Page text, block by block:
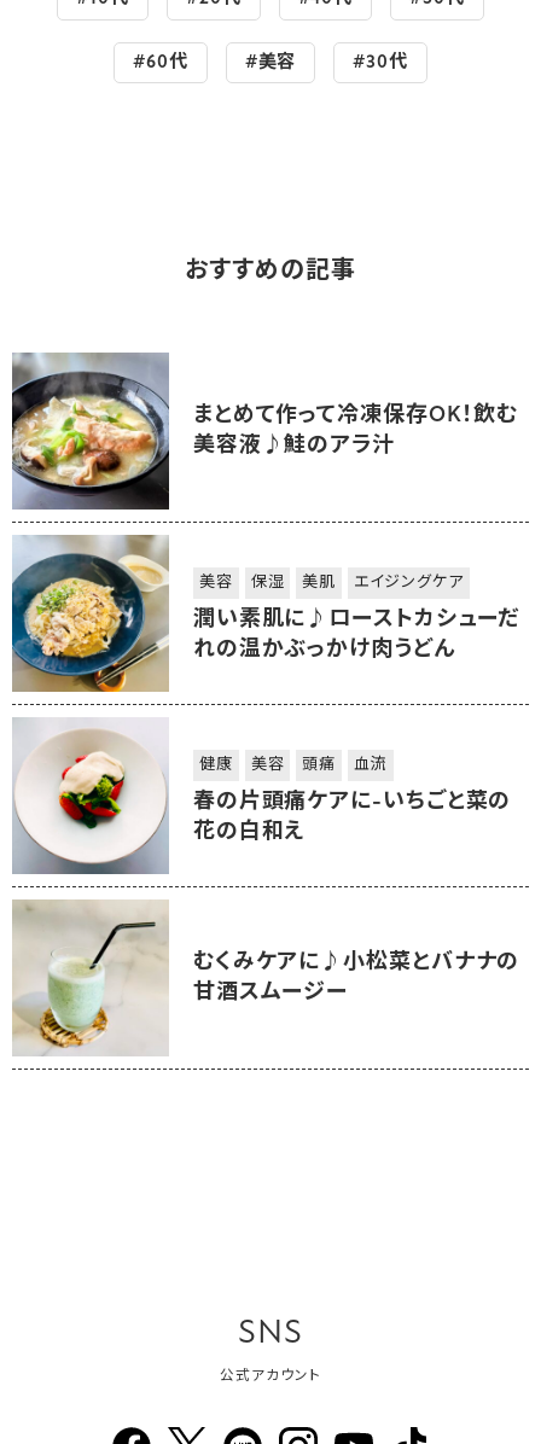
#60代 #美容 #30代
おすすめの記事
まとめて作って冷凍保存OK！飲む
美容液♪鮭のアラ汁
美容 保湿 美肌 エイジングケア
潤い素肌に♪ローストカシューだ
れの温かぶっかけ肉うどん
健康 美容 頭痛 血流
春の片頭痛ケアに-いちごと菜の
花の白和え
むくみケアに♪小松菜とバナナの
甘酒スムージー
SNS
公式アカウント